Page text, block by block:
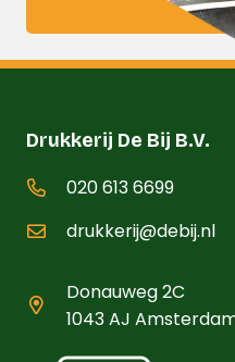
Drukkerij De Bij B.V.
020 613 6699
drukkerij@debij.nl
Donauweg 2C
1043 AJ